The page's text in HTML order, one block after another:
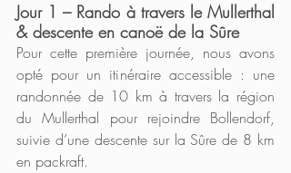
Jour 1 – Rando à travers le Mullerthal
& descente en canoë de la Sûre
Pour cette première journée, nous avons
opté pour un itinéraire accessible : une
randonnée de 10 km à travers la région
du Mullerthal pour rejoindre Bollendorf,
suivie d’une descente sur la Sûre de 8 km
en packraft.